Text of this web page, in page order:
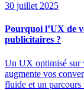
30 juillet 2025
Pourquoi l’UX de
publicitaires ?
Un UX optimisé sur
augmente vos
fluide et un parcours